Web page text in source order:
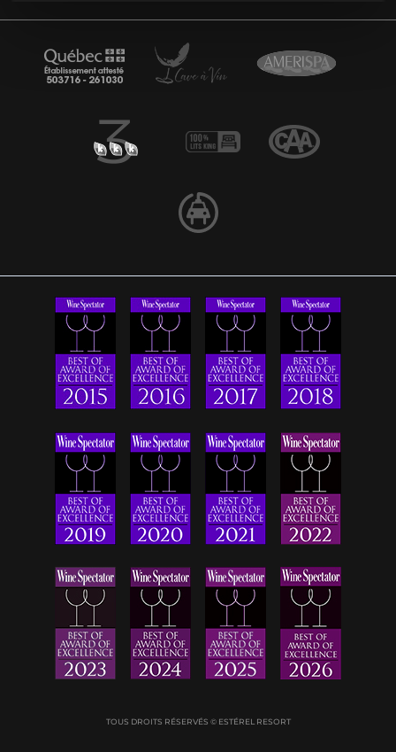
TOUS DROITS RÉSERVÉS © ESTÉREL RESORT